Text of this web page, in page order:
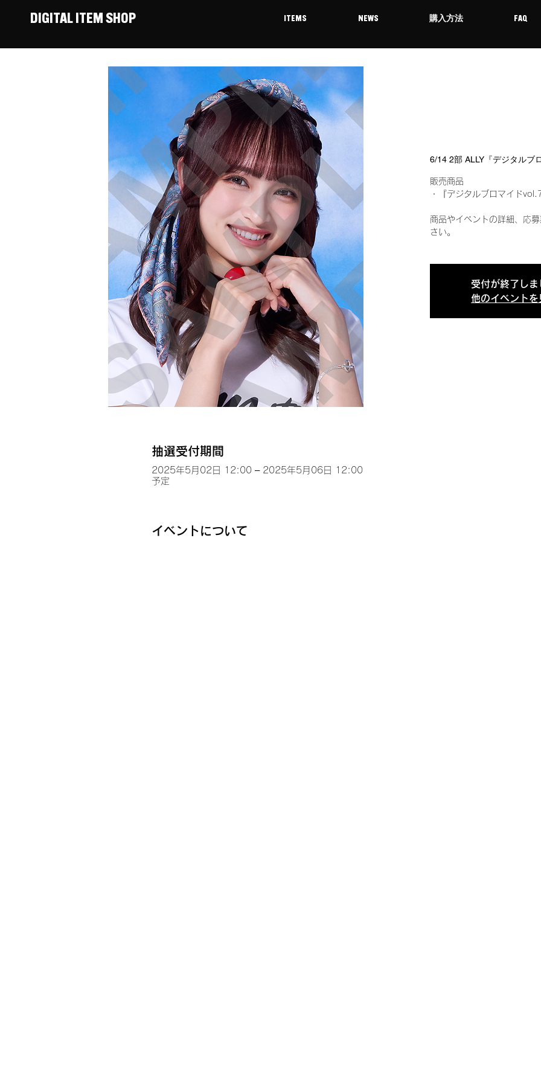
DIGITAL ITEM SHOP ITEMS NEWS 購入方法 FAQ
6/14 2部 ALLY『デジタルブ
販売商品
・『デジタルブロマイド
商品やイベントの詳細、応
さい。
受付が終了しま
他のイベントを
抽選受付期間
2025年5月02日 12:00 – 2025年5月06日 12:00
予定
イベントについて